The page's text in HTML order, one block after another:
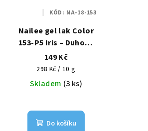
Nailee gel lak Color
153-P5 Iris – Duhová
víla HEMA Free 6g
149 Kč
Měrná
cena:
298 Kč / 10 g
Skladem (3 ks)
Do košíku
KÓD: NA-18-153